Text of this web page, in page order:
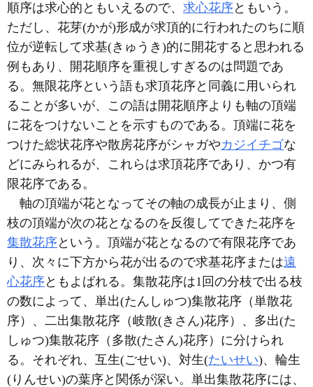
順序は求心的ともいえるので、 求心花序ともいう。
ただし、花芽(かが)形成が求頂的に行われたのちに順
位が逆転して求基(きゅうき)的に開花すると思われる
例もあり、開花順序を重視しすぎるのは問題であ
る。無限花序という語も求頂花序と同義に用いられ
ることが多いが、この語は開花順序よりも軸の頂端
に花をつけないことを示すものである。頂端に花を
つけた総状花序や散房花序がシャガやカジイチゴな
どにみられるが、これらは求頂花序であり、かつ有
限花序である。
軸の頂端が花となってその軸の成長が止まり、側
枝の頂端が次の花となるのを反復してできた花序を
集散花序という。頂端が花となるので有限花序であ
り、次々に下方から花が出るので求基花序または遠
心花序ともよばれる。集散花序は1回の分枝で出る枝
の数によって、単出(たんしゅつ)集散花序（単散花
序）、二出集散花序（岐散(きさん)花序）、多出(た
しゅつ)集散花序（多散(たさん)花序）に分けられ
る。それぞれ、互生(ごせい)、対生(たいせい)、輪生
(りんせい)の葉序と関係が深い。単出集散花序には、